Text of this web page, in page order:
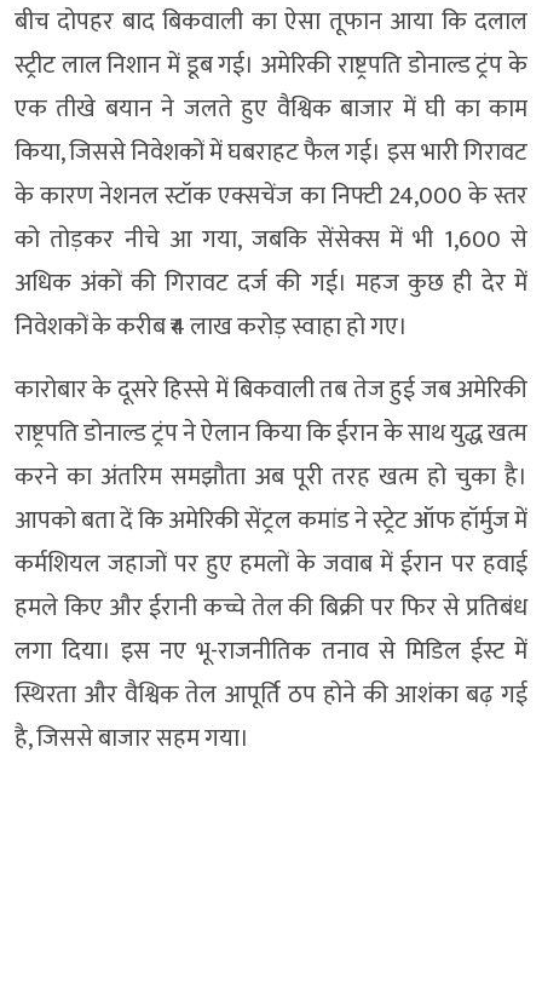
बीच दोपहर बाद बिकवाली का ऐसा तूफान आया कि दलाल
स्ट्रीट लाल निशान में डूब गई। अमेरिकी राष्ट्रपति डोनाल्ड ट्रंप के
एक तीखे बयान ने जलते हुए वैश्विक बाजार में घी का काम
किया, जिससे निवेशकों में घबराहट फैल गई। इस भारी गिरावट
के कारण नेशनल स्टॉक एक्सचेंज का निफ्टी 24,000 के स्तर
को तोड़कर नीचे आ गया, जबकि सेंसेक्स में भी 1,600 से
अधिक अंकों की गिरावट दर्ज की गई। महज कुछ ही देर में
निवेशकों के करीब ₹4 लाख करोड़ स्वाहा हो गए।
कारोबार के दूसरे हिस्से में बिकवाली तब तेज हुई जब अमेरिकी
राष्ट्रपति डोनाल्ड ट्रंप ने ऐलान किया कि ईरान के साथ युद्ध खत्म
करने का अंतरिम समझौता अब पूरी तरह खत्म हो चुका है।
आपको बता दें कि अमेरिकी सेंट्रल कमांड ने स्ट्रेट ऑफ हॉर्मुज में
कर्मशियल जहाजों पर हुए हमलों के जवाब में ईरान पर हवाई
हमले किए और ईरानी कच्चे तेल की बिक्री पर फिर से प्रतिबंध
लगा दिया। इस नए भू-राजनीतिक तनाव से मिडिल ईस्ट में
स्थिरता और वैश्विक तेल आपूर्ति ठप होने की आशंका बढ़ गई
है, जिससे बाजार सहम गया।